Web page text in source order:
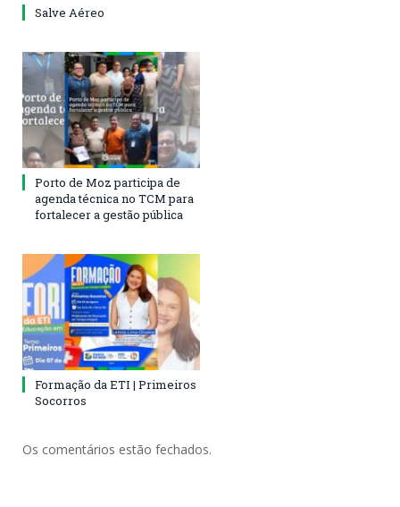
Salve Aéreo
Porto de Moz participa de
agenda técnica no TCM para
fortalecer a gestão pública
Formação da ETI | Primeiros
Socorros
Os comentários estão fechados.